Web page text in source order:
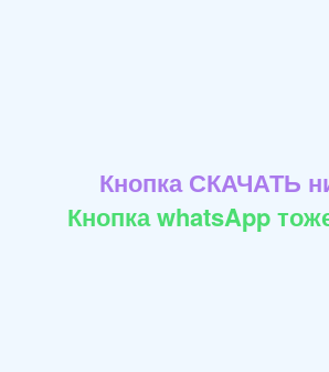
Кнопка СКАЧАТЬ
Кнопка whatsApp